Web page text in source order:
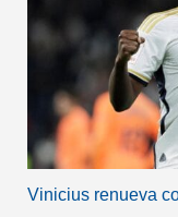
Vinicius renueva